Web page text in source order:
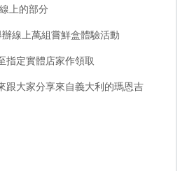
上的部分
線上萬組嘗鮮盒體驗活動
指定實體店家作領取
跟大家分享來自義大利的瑪恩吉